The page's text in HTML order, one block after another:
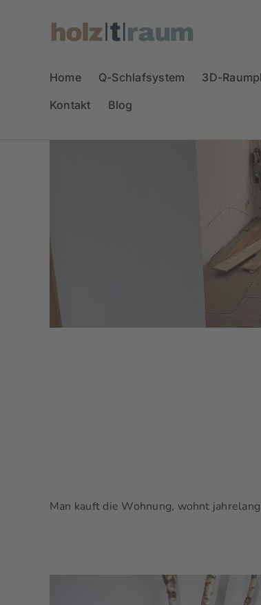
Home Q-Schlafsystem 3D-
Kontakt
Blog
Man kauft die Wohnung, wohnt